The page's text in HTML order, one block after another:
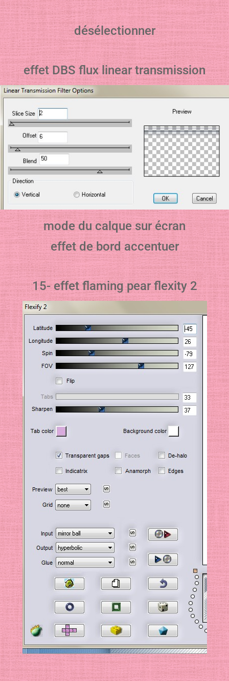
désélectionner
effet DBS flux linear transmission
mode du calque sur écran
effet de bord accentuer
15- effet flaming pear flexity 2